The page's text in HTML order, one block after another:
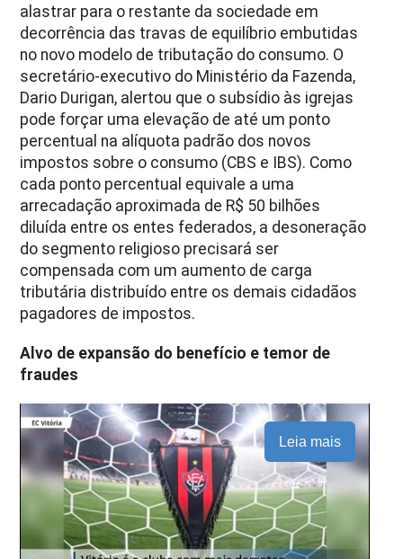
alastrar para o restante da sociedade em
decorrência das travas de equilíbrio embutidas
no novo modelo de tributação do consumo. O
secretário-executivo do Ministério da Fazenda,
Dario Durigan, alertou que o subsídio às igrejas
pode forçar uma elevação de até um ponto
percentual na alíquota padrão dos novos
impostos sobre o consumo (CBS e IBS). Como
cada ponto percentual equivale a uma
arrecadação aproximada de R$ 50 bilhões
diluída entre os entes federados, a desoneração
do segmento religioso precisará ser
compensada com um aumento de carga
tributária distribuído entre os demais cidadãos
pagadores de impostos.
Alvo de expansão do benefício e temor de
fraudes
Leia mais